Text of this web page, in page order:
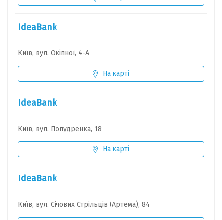
IdeaBank
Київ, вул. Окіпної, 4-А
На карті
IdeaBank
Київ, вул. Попудренка, 18
На карті
IdeaBank
Київ, вул. Січових Стрільців (Артема), 84